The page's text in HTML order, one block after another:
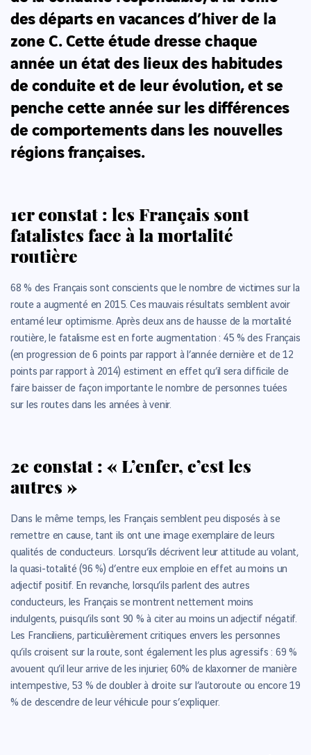
des départs en vacances d’hiver de la
zone C. Cette étude dresse chaque
année un état des lieux des habitudes
de conduite et de leur évolution, et se
penche cette année sur les différences
de comportements dans les nouvelles
régions françaises.
1er constat : les Français sont
fatalistes face à la mortalité
routière
68 % des Français sont conscients que le nombre de victimes sur la
route a augmenté en 2015. Ces mauvais résultats semblent avoir
entamé leur optimisme. Après deux ans de hausse de la mortalité
routière, le fatalisme est en forte augmentation : 45 % des Français
(en progression de 6 points par rapport à l’année dernière et de 12
points par rapport à 2014) estiment en effet qu’il sera difficile de
faire baisser de façon importante le nombre de personnes tuées
sur les routes dans les années à venir.
2e constat : « L’enfer, c’est les
autres »
Dans le même temps, les Français semblent peu disposés à se
remettre en cause, tant ils ont une image exemplaire de leurs
qualités de conducteurs. Lorsqu’ils décrivent leur attitude au volant,
la quasi-totalité (96 %) d’entre eux emploie en effet au moins un
adjectif positif. En revanche, lorsqu’ils parlent des autres
conducteurs, les Français se montrent nettement moins
indulgents, puisqu’ils sont 90 % à citer au moins un adjectif négatif.
Les Franciliens, particulièrement critiques envers les personnes
qu’ils croisent sur la route, sont également les plus agressifs : 69 %
avouent qu’il leur arrive de les injurier, 60% de klaxonner de manière
intempestive, 53 % de doubler à droite sur l’autoroute ou encore 19
% de descendre de leur véhicule pour s’expliquer.